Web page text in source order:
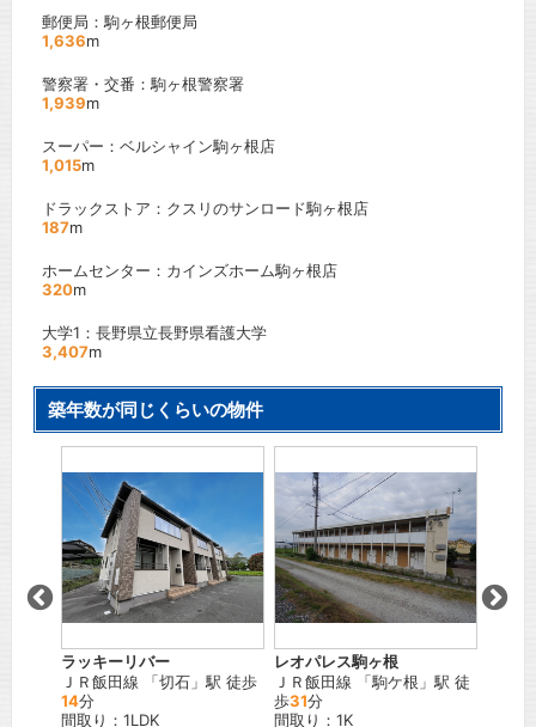
郵便局：駒ヶ根郵便局
1,636m
警察署・交番：駒ヶ根警察署
1,939m
スーパー：ベルシャイン駒ヶ根店
1,015m
ドラックストア：クスリのサンロード駒ヶ根店
187m
ホームセンター：カインズホーム駒ヶ根店
320m
大学1：長野県立長野県看護大学
3,407m
築年数が同じくらいの物件
ラッキーリバー
ＪＲ飯田線 「切石 」駅 徒歩
14分
間取り：1LDK
レオパレス駒ヶ根
ＪＲ飯田線 「駒ケ根 」駅 徒
歩31分
間取り：1K